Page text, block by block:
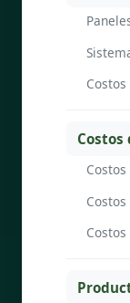
Costos